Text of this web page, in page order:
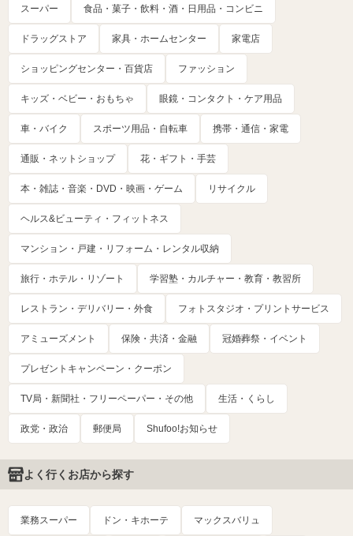
スーパー 食品・菓子・飲料・酒・日用品・コンビニ
ドラッグストア 家具・ホームセンター 家電店
ショッピングセンター・百貨店 ファッション
キッズ・ベビー・おもちゃ 眼鏡・コンタクト・ケア用品
車・バイク スポーツ用品・自転車 携帯・通信・家電
通販・ネットショップ 花・ギフト・手芸
本・雑誌・音楽・DVD・映画・ゲーム リサイクル
ヘルス&ビューティ・フィットネス
マンション・戸建・リフォーム・レンタル収納
旅行・ホテル・リゾート 学習塾・カルチャー・教育・教習所
レストラン・デリバリー・外食 フォトスタジオ・プリントサービス
アミューズメント 保険・共済・金融 冠婚葬祭・イベント
プレゼントキャンペーン・クーポン
TV局・新聞社・フリーペーパー・その他 生活・くらし
政党・政治 郵便局 Shufoo!お知らせ
よく行くお店から探す
業務スーパー ドン・キホーテ マックスバリュ